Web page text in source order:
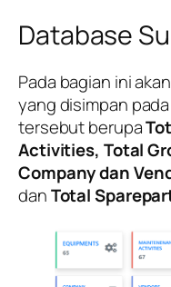
Database
Pada bagian ini
yang disimpan
tersebut berupa
Activities, Total
Company dan
danTotal